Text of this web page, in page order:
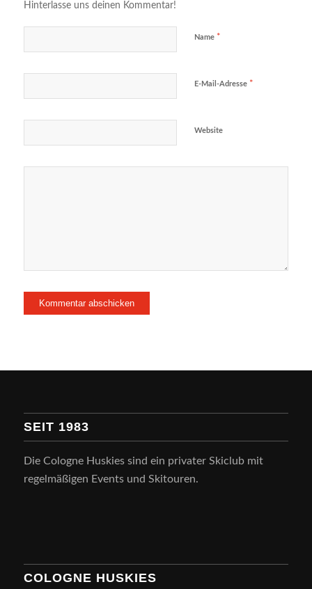
Hinterlasse uns deinen Kommentar!
Name *
E-Mail-Adresse *
Website
SEIT 1983
Die Cologne Huskies sind ein privater Skiclub mit
regelmäßigen Events und Skitouren.
COLOGNE HUSKIES